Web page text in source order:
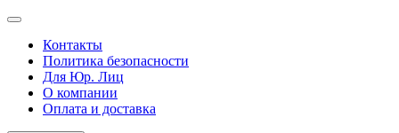
Контакты
Политика безопасности
Для Юр. Лиц
О компании
Оплата и доставка